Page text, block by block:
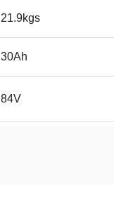
21.9kgs
30Ah
84V